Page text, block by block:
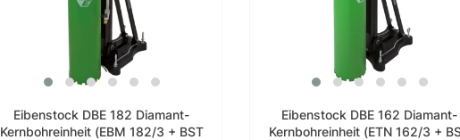
Eibenstock DBE 182 Diamant-
Kernbohreinheit (EBM 182/3 + BST
Eibenstock DBE 162 Diamant-
Kernbohreinheit (ETN 162/3 +